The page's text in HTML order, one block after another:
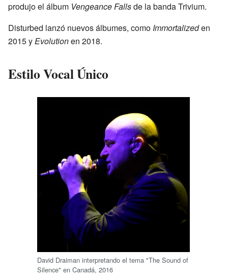
produjo el álbum Vengeance Fallsde la banda Trivium.
Disturbed lanzó nuevos álbumes, como Immortalizeden
2015 yEvolutionen 2018.
Estilo Vocal Único
David Draiman interpretando el tema "The Sound of
Silence" en Canadá, 2016